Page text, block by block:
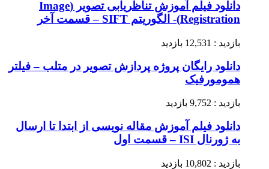
دانلود فیلم آموزش تناظریابی تصویر (Image
Registration)- الگوریتم SIFT – قسمت آخر
بازدید : 12,531 بازدید
دانلود رایگان پروژه پردازش تصویر در متلب – فیلتر
همومورفیک
بازدید : 9,752 بازدید
دانلود فیلم آموزش مقاله نویسی از ابتدا تا ارسال
به ژورنال ISI – قسمت اول
بازدید : 10,802 بازدید